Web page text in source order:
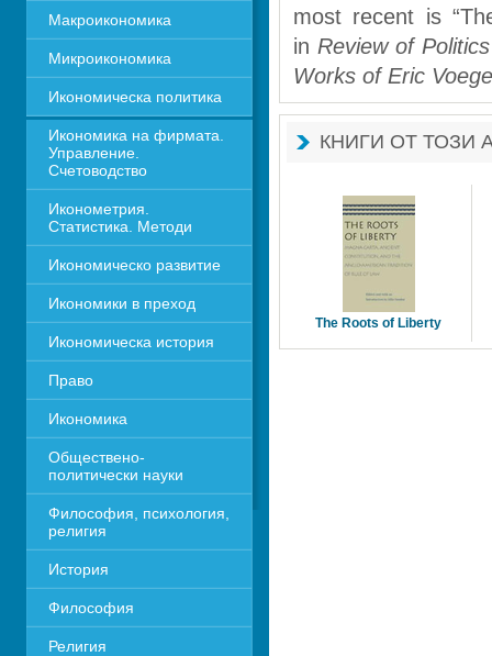
Макроикономика
Микроикономика
Икономическа политика
Икономика на фирмата.
Управление.
Счетоводство
Иконометрия.
Статистика. Методи
Икономическо развитие
Икономики в преход
Икономическа история
Право
Икономика
Обществено-
политически науки
Философия, психология,
религия
История
Философия
Религия
most recent is
in Review of Politics
Works of Eric
КНИГИ ОТ ТОЗИ
The Roots of Liberty